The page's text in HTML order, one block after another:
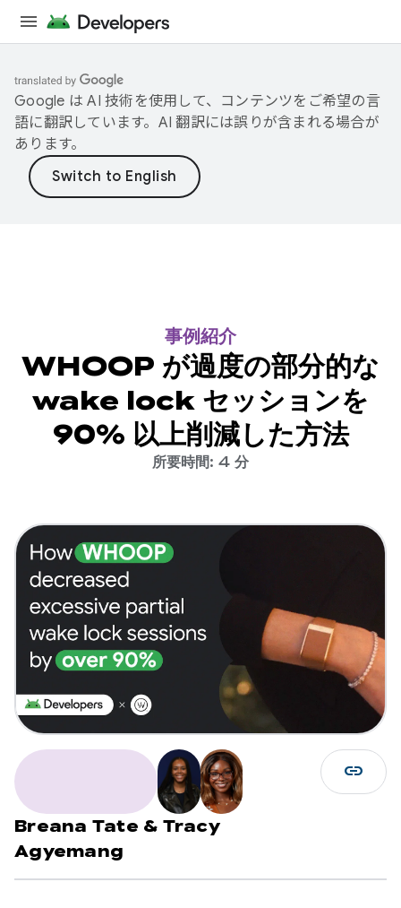
Google は AI 技術を使用して、コンテンツをご希望の言
語に翻訳しています。AI 翻訳には誤りが含まれる場合が
あります。
事例紹介
WHOOP が過度の部分的な
wake lock セッションを
90% 以上削減した方法
所要時間: 4 分
Breana Tate & Tracy
Agyemang
link